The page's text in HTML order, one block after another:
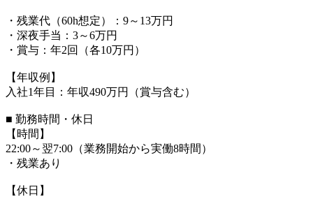
・残業代（60h想定）：9～13万円
・深夜手当：3～6万円
・賞与：年2回（各10万円）
【年収例】
入社1年目：年収490万円（賞与含む）
■ 勤務時間・休日
【時間】
22:00～翌7:00（業務開始から実働8時間）
・残業あり
【休日】